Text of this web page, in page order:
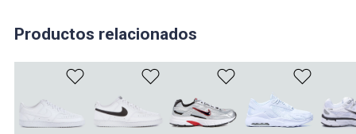
perfectamente en tu rutina diaria.
NORTHBAY INTERNATIONAL INC
Productos relacionados